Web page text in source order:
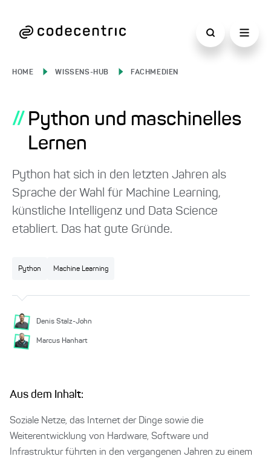
HOME WISSENS-HUB FACHMEDIEN
// Python und maschinelles
Lernen
Python hat sich in den letzten Jahren als
Sprache der Wahl für Machine Learning,
künstliche Intelligenz und Data Science
etabliert. Das hat gute Gründe.
Python Machine Learning
Denis Stalz-John
Marcus Hanhart
Aus dem Inhalt:
Soziale Netze, das Internet der Dinge sowie die
Weiterentwicklung von Hardware, Software und
Infrastruktur führten in den vergangenen Jahren zu einem